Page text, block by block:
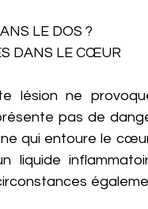
LE DOS ?
DANS LE CŒUR
lésion ne
pas de
qui entoure le
liquide